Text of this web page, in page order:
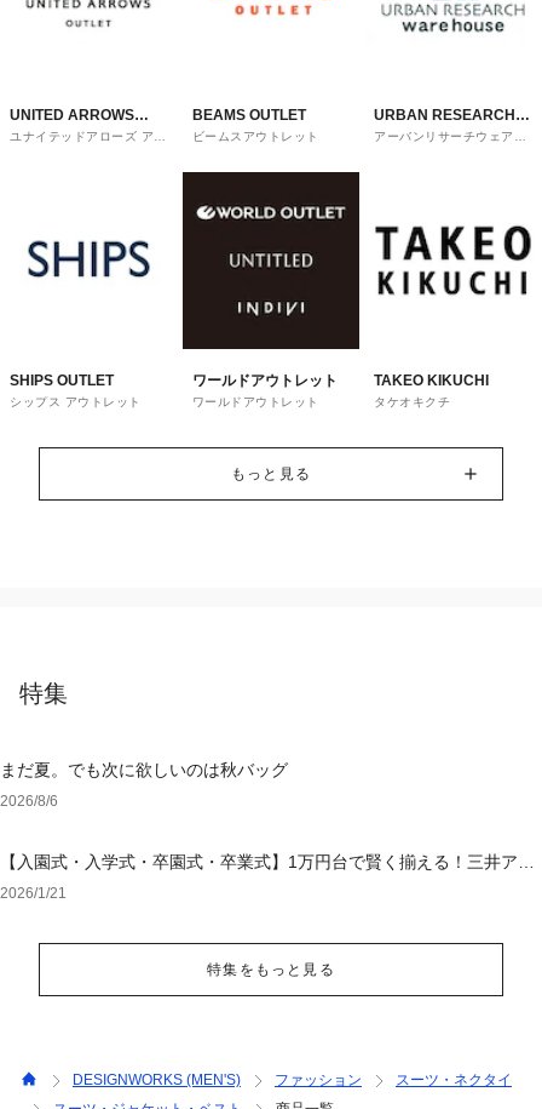
UNITED ARROWS
OUTLET
ユナイテッドアローズ アウ
BEAMS OUTLET
ビームスアウトレット
URBAN RESEARCH
ware house
アーバンリサーチウェアハ
SHIPS OUTLET
シップス アウトレット
ワールドアウトレット
ワールドアウトレット
TAKEO KIKUCHI
タケオキクチ
もっと見る
特集
まだ夏。でも次に欲しいのは秋バッグ
2026/8/6
【入園式・入学式・卒園式・卒業式】1万円台で賢く揃える！三井アウ
トレットパーク オンラインで選ぶ「失敗しないセレモニー服」
2026/1/21
特集をもっと見る
DESIGNWORKS (MEN'S) ファッション
スーツ・ネクタイ